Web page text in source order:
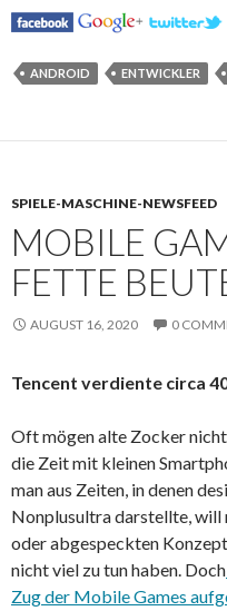
ANDROID ENTWICKLER
SPIELE-MASCHINE-NEWSFEED
MOBILE
FETTE
AUGUST 16, 2020 0
Tencent verdiente circa
Oft mögen alte Zocker
die Zeit mit kleinen
man aus Zeiten, in denen
Nonplusultra darstellte, will
oder abgespeckten
nicht viel zu tun haben. Doch
Zug der Mobile Games